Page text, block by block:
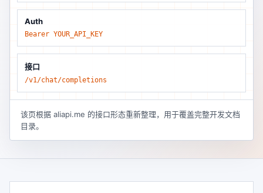
Auth
Bearer YOUR_API_KEY
接口
/v1/chat/completions
该页根据 aliapi.me 的接口形态重新整理，用于覆盖完整开发文档
目录。